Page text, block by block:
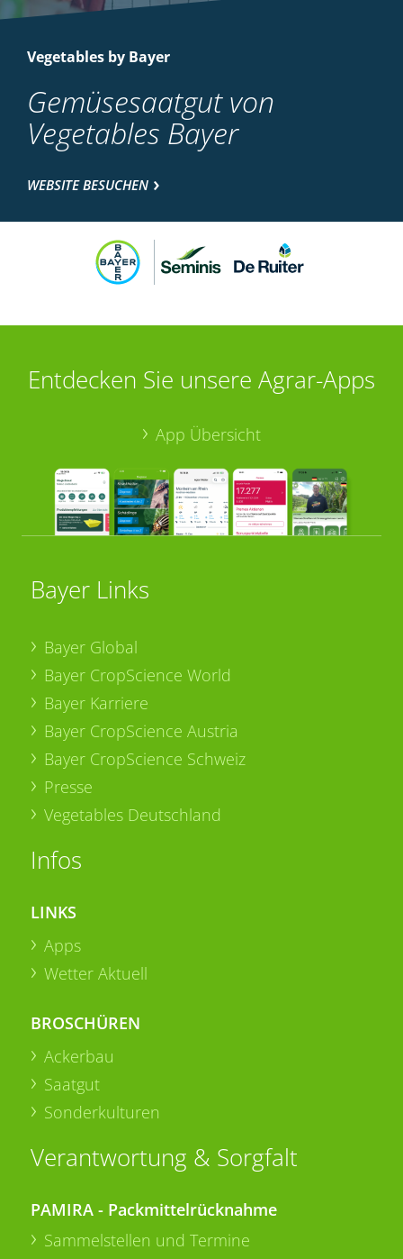
Vegetables by Bayer
Gemüsesaatgut von
Vegetables Bayer
WEBSITE BESUCHEN
Entdecken Sie unsere Agrar-Apps
App Übersicht
Bayer Links
Bayer Global
Bayer CropScience World
Bayer Karriere
Bayer CropScience Austria
Bayer CropScience Schweiz
Presse
Vegetables Deutschland
Infos
LINKS
Apps
Wetter Aktuell
BROSCHÜREN
Ackerbau
Saatgut
Sonderkulturen
Verantwortung & Sorgfalt
PAMIRA - Packmittelrücknahme
Sammelstellen und Termine